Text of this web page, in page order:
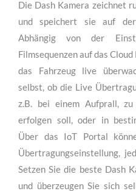
Die Dash Kamera zeichnet
und speichert sie auf
Abhängig von der
Filmsequenzen auf das
das Fahrzeug live
selbst, ob die Live
z.B. bei einem Aufprall,
erfolgen soll, oder in
Über das IoT Portal
Übertragungseinstellung,
Setzen Sie die beste Dash